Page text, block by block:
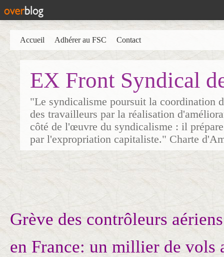
EX Front Syndical
"Le syndicalisme poursuit la coordination
des travailleurs par la réalisation
côté de l'œuvre du syndicalisme : il
par l'expropriation capitaliste." Charte
Accueil Adhérer au FSC Contact
Grève des contrôleurs
en France: un millier de vols